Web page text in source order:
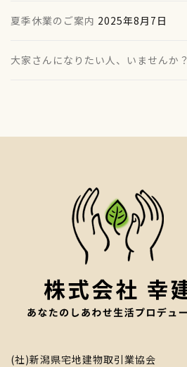
夏季休業のご案内 2025年8月7日
大家さんになりたい人、いませんか？
(社)新潟県宅地建物取引業協会